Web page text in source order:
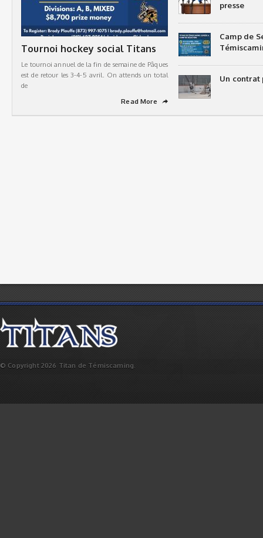
Tournoi hockey social Titans
Le tournoi annuel de la fin de semaine de Pâques
est de retour les 3-4-5 avril. On attends un total
de
Read More
➦
presse
Camp de
Un contrat
© Copyright 2026 Titan de Témiscaming.